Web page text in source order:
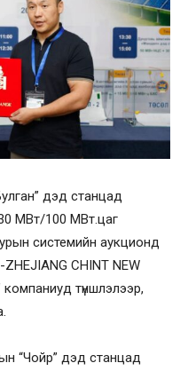
дэд станцад
МВт/100 МВт.цаг
системийн аукционд
CHINT NEW
компаниуд түншлэлээр,
“Чойр” дэд станцад